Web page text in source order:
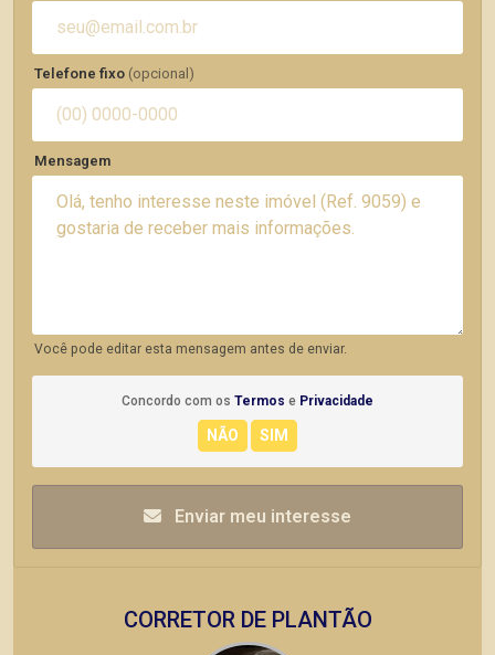
Telefone fixo (opcional)
Mensagem
Você pode editar esta mensagem antes de enviar.
Concordo com os Termos e Privacidade
Enviar meu interesse
CORRETOR DE PLANTÃO